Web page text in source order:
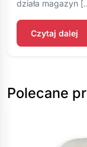
działa magazyn
Czytaj dalej
Polecane